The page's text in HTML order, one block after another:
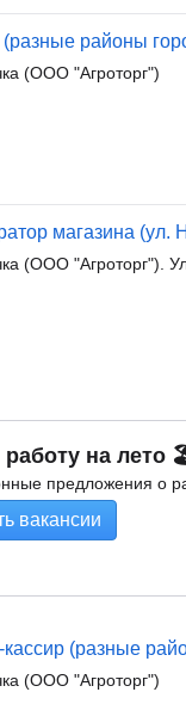
районы
(ООО "Агроторг")
магазина (ул.
(ООО "Агроторг").
на лето
предложения о
вакансии
(разные
(ООО "Агроторг")